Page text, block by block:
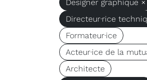
Designer graphique ×
Directeur·rice
Formateur·ice
Acteur·ice de la
Architecte